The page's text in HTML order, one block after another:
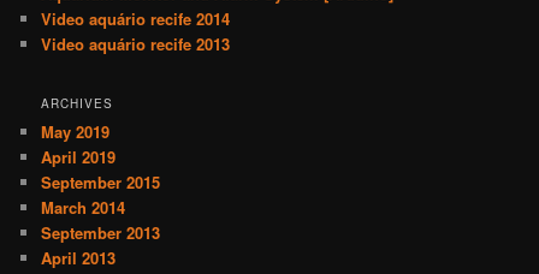
Video aquário recife 2014
Video aquário recife 2013
ARCHIVES
May 2019
April 2019
September 2015
March 2014
September 2013
April 2013